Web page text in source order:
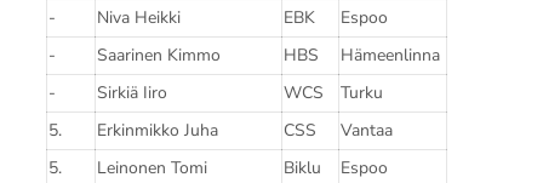
-
Niva Heikki EBK
Espoo
-
Saarinen Kimmo HBS
Hämeenlinna
-
Sirkiä Iiro WCS
Turku
5.
Erkinmikko Juha CSS
Vantaa
5.
Leinonen Tomi Biklu
Espoo